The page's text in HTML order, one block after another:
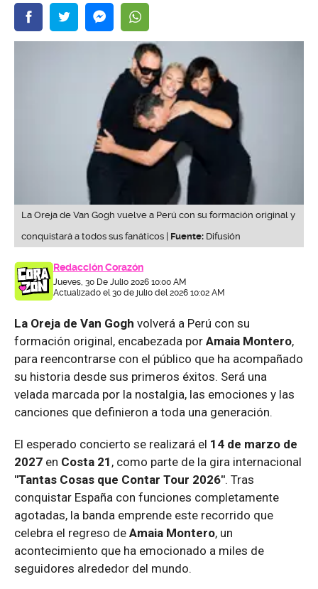
La Oreja de Van Gogh vuelve a Perú con su formación original y
conquistará a todos sus fanáticos | Fuente: Difusión
Redacción Corazón
Jueves, 30 De Julio 2026 10:00 AM
Actualizado el 30 de julio del 2026 10:02 AM
La Oreja de Van Gogh volverá a Perú con su
formación original, encabezada por Amaia Montero,
para reencontrarse con el público que ha acompañado
su historia desde sus primeros éxitos. Será una
velada marcada por la nostalgia, las emociones y las
canciones que definieron a toda una generación.
El esperado concierto se realizará el 14 de marzo de
2027 en Costa 21 , como parte de la gira internacional
"Tantas Cosas que Contar Tour 2026". Tras
conquistar España con funciones completamente
agotadas, la banda emprende este recorrido que
celebra el regreso de Amaia Montero, un
acontecimiento que ha emocionado a miles de
seguidores alrededor del mundo.